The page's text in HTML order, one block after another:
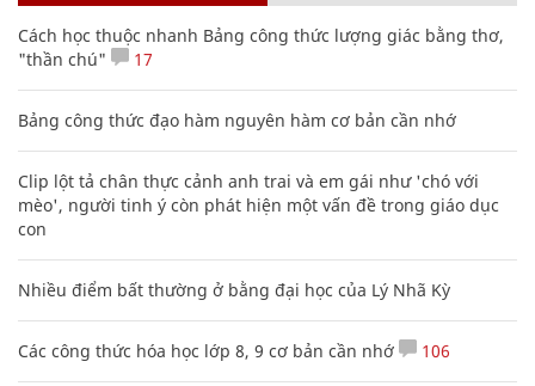
Cách học thuộc nhanh Bảng công thức lượng giác bằng thơ,
"thần chú"
17
Bảng công thức đạo hàm nguyên hàm cơ bản cần nhớ
Clip lột tả chân thực cảnh anh trai và em gái như 'chó với
mèo', người tinh ý còn phát hiện một vấn đề trong giáo dục
con
Nhiều điểm bất thường ở bằng đại học của Lý Nhã Kỳ
Các công thức hóa học lớp 8, 9 cơ bản cần nhớ 106